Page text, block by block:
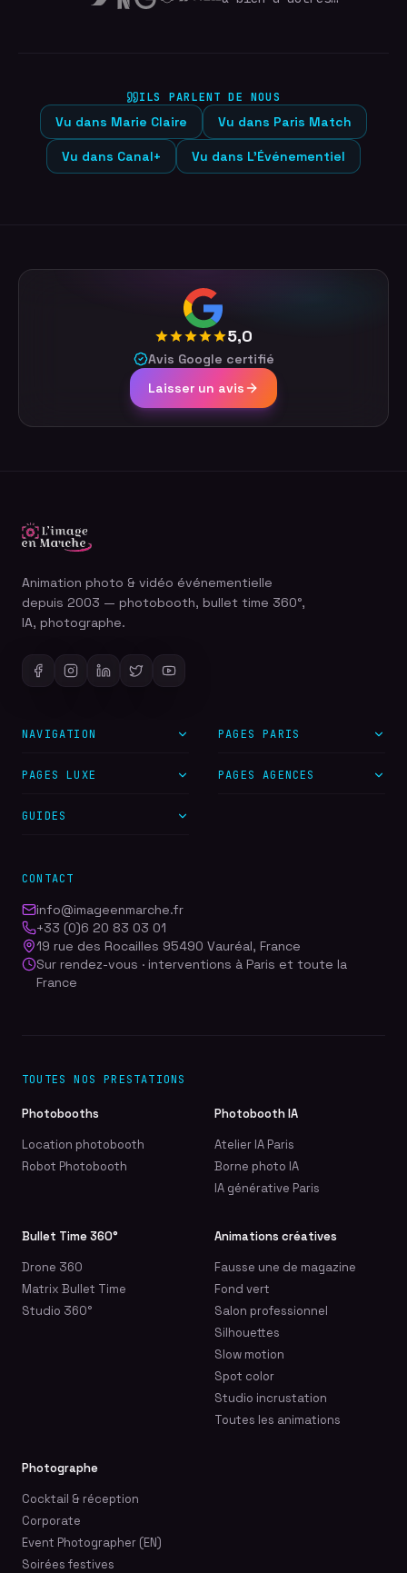
ILS PARLENT DE NOUS
Vu dans Marie Claire Vu dans Paris Match
Vu dans Canal+ Vu dans L'Événementiel
5,0
Avis Google certifié
Laisser un avis
Animation photo & vidéo événementielle
depuis 2003 — photobooth, bullet time 360°,
IA, photographe.
NAVIGATION PAGES PARIS
PAGES LUXE PAGES AGENCES
GUIDES
CONTACT
info@imageenmarche.fr
+33 (0)6 20 83 03 01
19 rue des Rocailles 95490 Vauréal, France
Sur rendez-vous · interventions à Paris et toute la
France
TOUTES NOS PRESTATIONS
Photobooths
Location photobooth
Robot Photobooth
Photobooth IA
Atelier IA Paris
Borne photo IA
IA générative Paris
Bullet Time 360°
Drone 360
Matrix Bullet Time
Studio 360°
Animations créatives
Fausse une de magazine
Fond vert
Salon professionnel
Silhouettes
Slow motion
Spot color
Studio incrustation
Toutes les animations
Photographe
Cocktail & réception
Corporate
Event Photographer (EN)
Soirées festives